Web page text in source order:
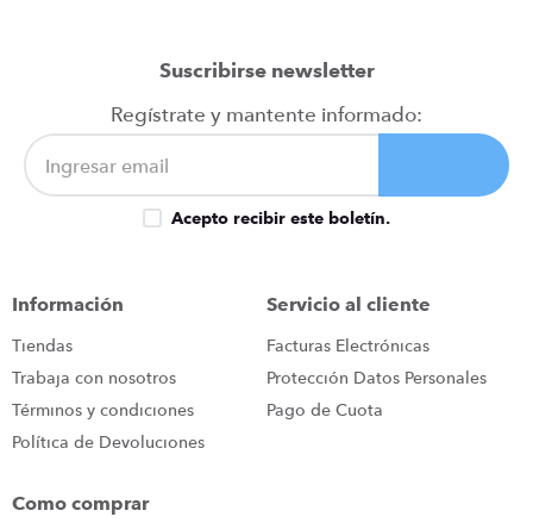
Suscribirse newsletter
Regístrate y mantente informado:
Acepto recibir este boletín.
Información
Tiendas
Trabaja con nosotros
Términos y condiciones
Política de Devoluciones
Servicio al cliente
Facturas Electrónicas
Protección Datos Personales
Pago de Cuota
Como comprar